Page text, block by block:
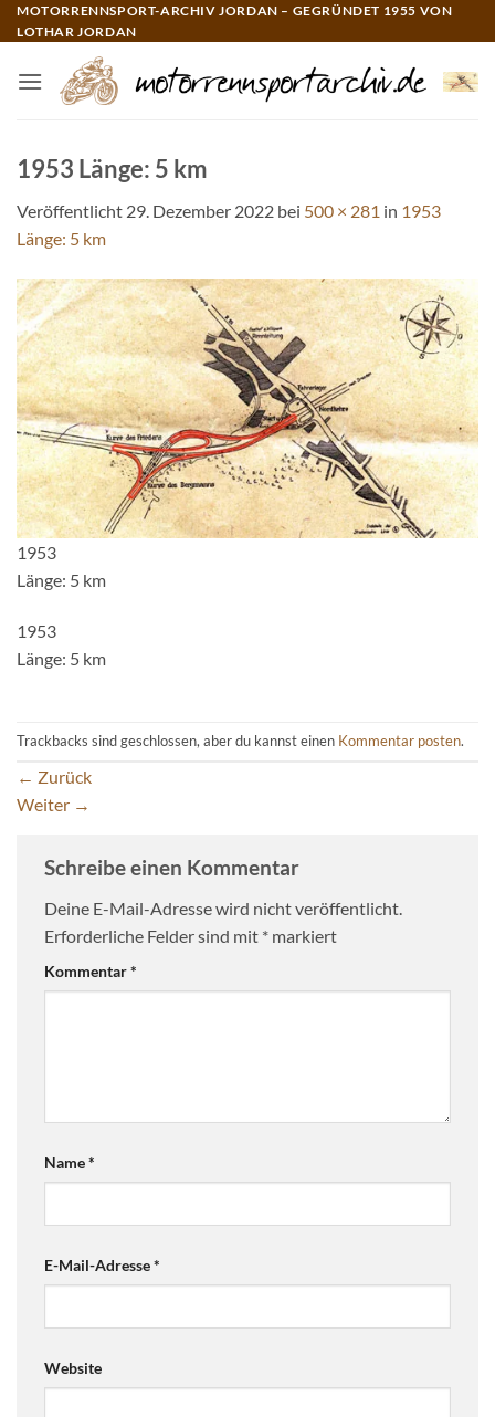
Zum
Inhalt
MOTORRENNSPORT-ARCHIV JORDAN – GEGRÜNDET 1955 VON
LOTHAR JORDAN
1953 Länge: 5 km
Veröffentlicht 29. Dezember 2022 bei 500 × 281 in 1953
Länge: 5 km
1953
Länge: 5 km
1953
Länge: 5 km
Trackbacks sind geschlossen, aber du kannst einen Kommentar posten.
← Zurück
Weiter →
Schreibe einen Kommentar
Deine E-Mail-Adresse wird nicht veröffentlicht.
Erforderliche Felder sind mit * markiert
Kommentar*
Name*
E-Mail-Adresse*
Website